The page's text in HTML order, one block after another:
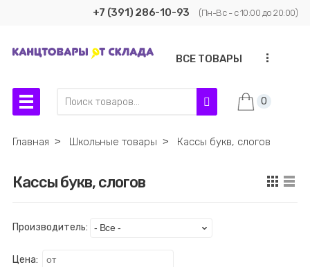
+7 (391) 286-10-93 (Пн-Вс - с 10:00 до 20:00)
ВСЕ ТОВАРЫ ...
0
Главная ˃ Школьные товары ˃ Кассы букв, слогов
Кассы букв, слогов
Производитель:
Цена: